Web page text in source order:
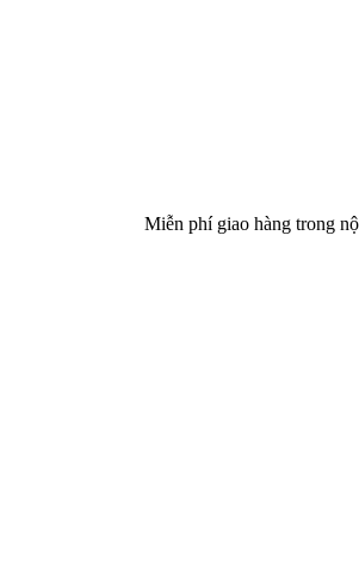
Miễn phí giao hàng trong nội thành